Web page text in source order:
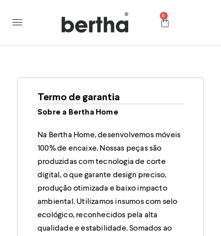
0
Termo de garantia
Sobre a Bertha Home
Na Bertha Home, desenvolvemos móveis
100% de encaixe. Nossas peças são
produzidas com tecnologia de corte
digital, o que garante design preciso,
produção otimizada e baixo impacto
ambiental. Utilizamos insumos com selo
ecológico, reconhecidos pela alta
qualidade e estabilidade. Somados ao